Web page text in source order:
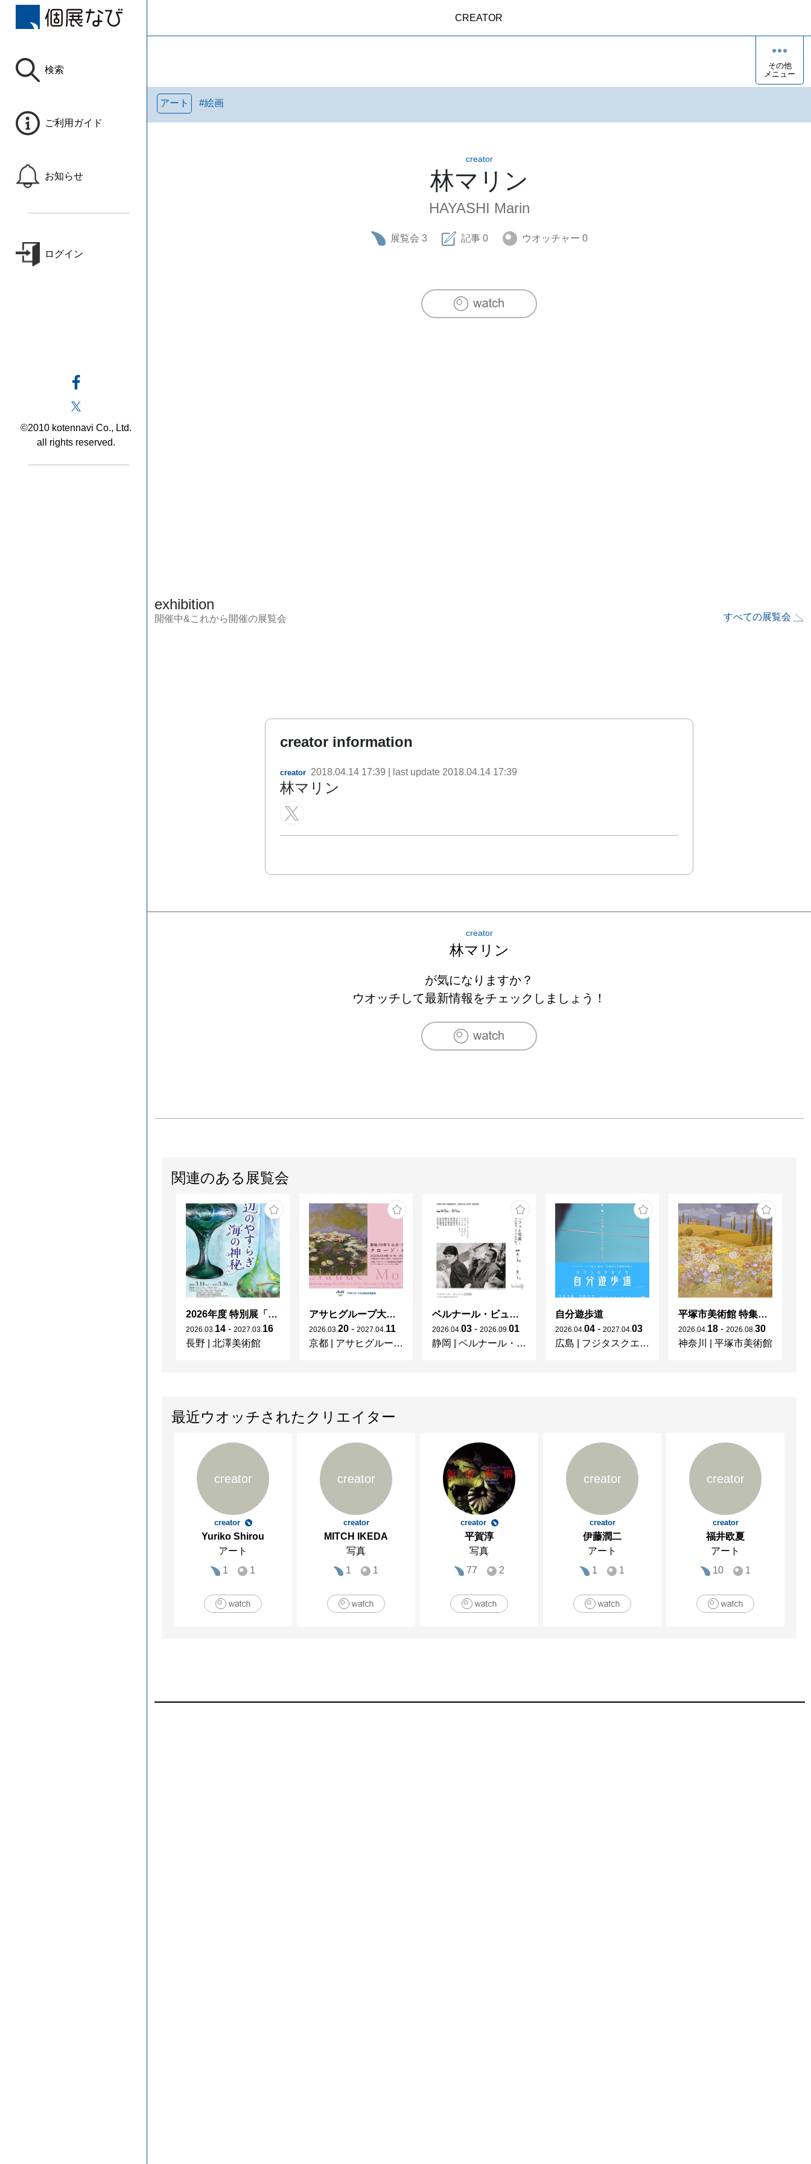
検索
ご利用ガイド
お知らせ
ログイン
©2010 kotennavi Co., Ltd.
all rights reserved.
CREATOR
その他
メニュー
アート #絵画
creator
林マリン
HAYASHI Marin
展覧会 3 記事 0 ウオッチャー 0
exhibition
開催中&これから開催の展覧会 すべての展覧会
creator information
creator 2018.04.14 17:39 | last update 2018.04.14 17:39
林マリン
creator
林マリン
が気になりますか？
ウオッチして最新情報をチェックしましょう！
関連のある展覧会
2026年度 特別展「ガレとドーム、アール･ヌーヴォーのガラス 水辺のやすらぎ、海の神秘」
2026 03 14 - 2027 03 16
長野
北澤美術館
アサヒグループ大山崎山荘美術館 開館30周年記念展「没後100年 クロード・モネ」
2026 03 20 - 2027 04 11
京都
アサヒグループ大山崎山荘美術館
ベルナール・ビュフェと写真 ーカメラがとらえたビュフェとその時代、そして21 世紀へ
2026 04 03 - 2026 09 01
静岡
ベルナール・ビュフェ美術館
自分遊歩道
2026 04 04 - 2027 04 03
広島
フジタスクエアまるくる大野
平塚市美術館 特集展 花の表現、その多様性／特別展示 新収蔵品展
2026 04 18 - 2026 08 30
神奈川
平塚市美術館
最近ウオッチされたクリエイター
creator
creator
Yuriko Shirou
アート
1
1
creator
creator
MITCH IKEDA
写真
1
1
creator
平賀淳
写真
77
2
creator
creator
伊藤潤二
アート
1
1
creator
creator
福井欧夏
アート
10
1